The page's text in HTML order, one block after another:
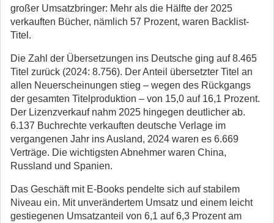
großer Umsatzbringer: Mehr als die Hälfte der 2025
verkauften Bücher, nämlich 57 Prozent, waren Backlist-
Titel.
Die Zahl der Übersetzungen ins Deutsche ging auf 8.465
Titel zurück (2024: 8.756). Der Anteil übersetzter Titel an
allen Neuerscheinungen stieg – wegen des Rückgangs
der gesamten Titelproduktion – von 15,0 auf 16,1 Prozent.
Der Lizenzverkauf nahm 2025 hingegen deutlicher ab.
6.137 Buchrechte verkauften deutsche Verlage im
vergangenen Jahr ins Ausland, 2024 waren es 6.669
Verträge. Die wichtigsten Abnehmer waren China,
Russland und Spanien.
Das Geschäft mit E-Books pendelte sich auf stabilem
Niveau ein. Mit unverändertem Umsatz und einem leicht
gestiegenen Umsatzanteil von 6,1 auf 6,3 Prozent am